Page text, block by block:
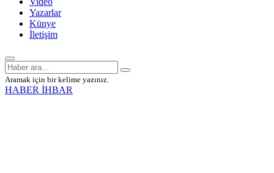
Yazarlar
Künye
İletişim
Aramak için bir kelime yazınız.
HABER İHBAR